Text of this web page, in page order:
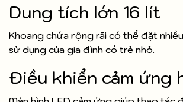
Dung tích lớn 16 lít
Khoang chứa rộng rãi có thể đặt
sử dụng của gia đình có trẻ nhỏ.
Điều khiển cảm ứng